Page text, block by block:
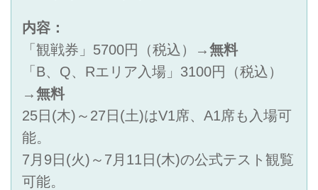
内容：
「観戦券」5700円（税込）→無料
「B、Q、Rエリア入場」3100円（税込）
→無料
25日(木)～27日(土)はV1席、A1席も入場可
能。
7月9日(火)～7月11日(木)の公式テスト観覧
可能。